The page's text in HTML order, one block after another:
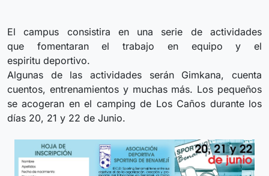
El campus consistira en una serie de actividades
que fomentaran el trabajo en equipo y el
espiritu deportivo.
Algunas de las actividades serán Gimkana, cuenta
cuentos, entrenamientos y muchas más. Los pequeños
se acogeran en el camping de Los Caños durante los
días 20, 21 y 22 de Junio.